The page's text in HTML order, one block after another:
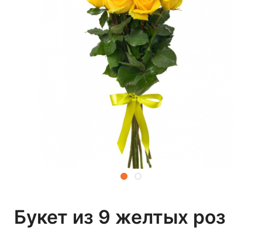
Букет из 9 желтых роз